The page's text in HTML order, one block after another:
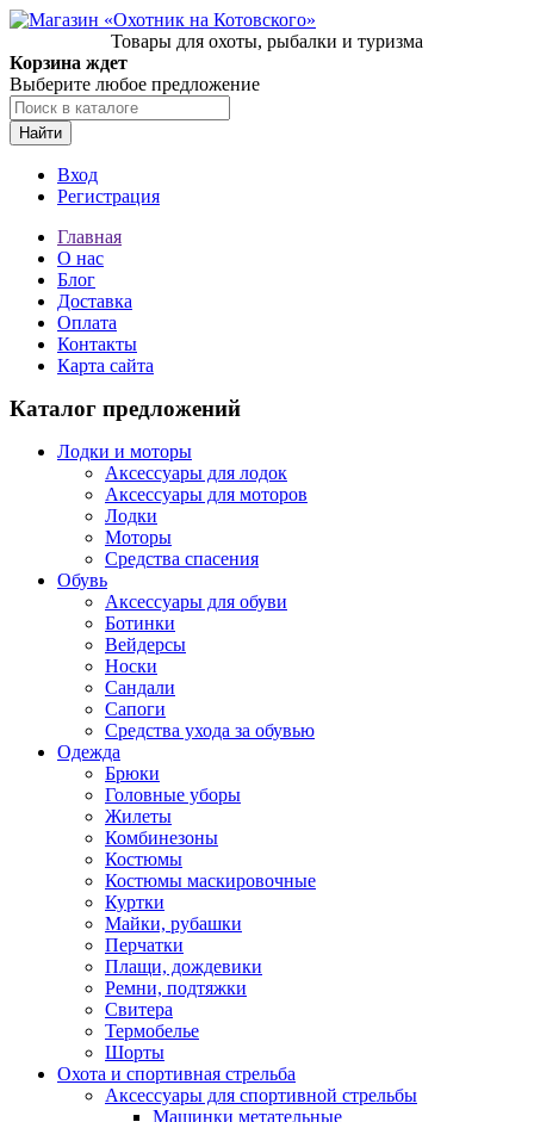
Товары для охоты, рыбалки и туризма
Корзина ждет
Выберите любое предложение
Найти
Вход
Регистрация
Главная
О нас
Блог
Доставка
Оплата
Контакты
Карта сайта
Каталог предложений
Лодки и моторы
Аксессуары для лодок
Аксессуары для моторов
Лодки
Моторы
Средства спасения
Обувь
Аксессуары для обуви
Ботинки
Вейдерсы
Носки
Сандали
Сапоги
Средства ухода за обувью
Одежда
Брюки
Головные уборы
Жилеты
Комбинезоны
Костюмы
Костюмы маскировочные
Куртки
Майки, рубашки
Перчатки
Плащи, дождевики
Ремни, подтяжки
Свитера
Термобелье
Шорты
Охота и спортивная стрельба
Аксессуары для спортивной стрельбы
Машинки метательные